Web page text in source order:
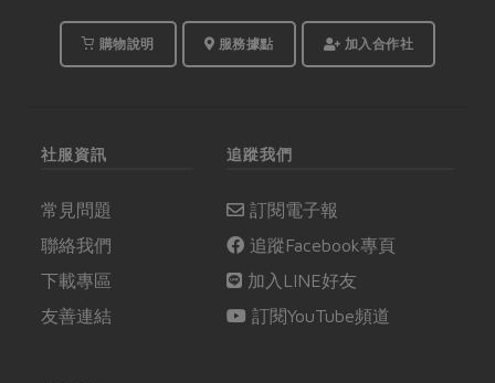
購物說明 服務據點 加入合作社
社服資訊
常見問題
聯絡我們
下載專區
友善連結
追蹤我們
訂閱電子報
追蹤Facebook專頁
加入LINE好友
訂閱YouTube頻道